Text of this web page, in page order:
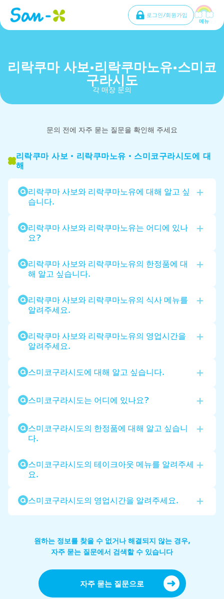
로그인/회원가입
메뉴
리락쿠마 사보·리락쿠마노유·스미코
구라시도
각 매장 문의
문의 전에 자주 묻는 질문을 확인해 주세요
리락쿠마 사보・리락쿠마노유・스미코구라시도에 대
해
리락쿠마 사보와 리락쿠마노유에 대해 알고 싶
습니다.
리락쿠마 사보와 리락쿠마노유는 어디에 있나
요?
리락쿠마 사보와 리락쿠마노유의 한정품에 대
해 알고 싶습니다.
리락쿠마 사보와 리락쿠마노유의 식사 메뉴를
알려주세요.
리락쿠마 사보와 리락쿠마노유의 영업시간을
알려주세요.
스미코구라시도에 대해 알고 싶습니다.
스미코구라시도는 어디에 있나요?
스미코구라시도의 한정품에 대해 알고 싶습니
다.
스미코구라시도의 테이크아웃 메뉴를 알려주세
요.
스미코구라시도의 영업시간을 알려주세요.
원하는 정보를 찾을 수 없거나 해결되지 않는 경우,
자주 묻는 질문에서 검색할 수 있습니다
자주 묻는 질문으로